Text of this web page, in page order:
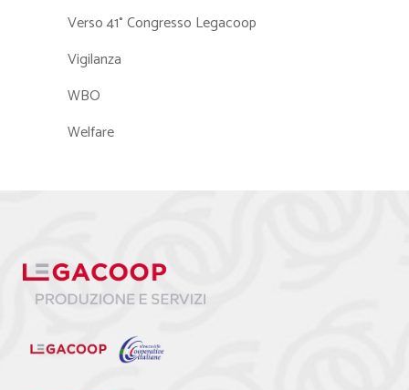
Verso 41° Congresso Legacoop
Vigilanza
WBO
Welfare